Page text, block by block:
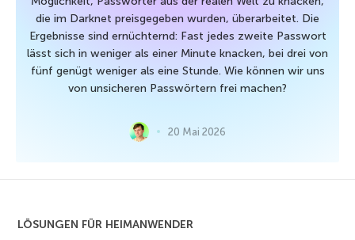
die im Darknet preisgegeben wurden, überarbeitet. Die
Ergebnisse sind ernüchternd: Fast jedes zweite Passwort
lässt sich in weniger als einer Minute knacken, bei drei von
fünf genügt weniger als eine Stunde. Wie können wir uns
von unsicheren Passwörtern frei machen?
20 Mai 2026
LÖSUNGEN FÜR HEIMANWENDER